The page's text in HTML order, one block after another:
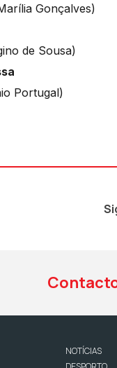
Gonçalves)
de Sousa)
Portugal)
NOTÍCIAS